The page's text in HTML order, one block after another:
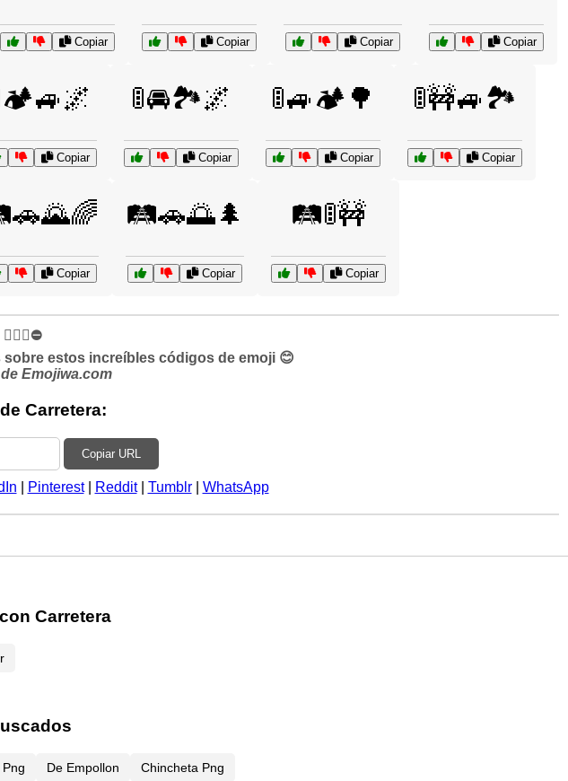
Copiar Copiar Copiar Copiar
Copiar
🚦🚘🏞️🌌
Copiar
🚦🚙🏕️🌳
Copiar
🚦🚧🚙🏞️
Copiar
Copiar
🛤️🚗🌅🌲
Copiar
🛤️🚦🚧
Copiar
estos increíbles códigos de emoji 😊
Emojiwa.com
Carretera:
Copiar URL
Pinterest| Reddit| Tumblr| WhatsApp
Carretera
De Empollon Chincheta Png